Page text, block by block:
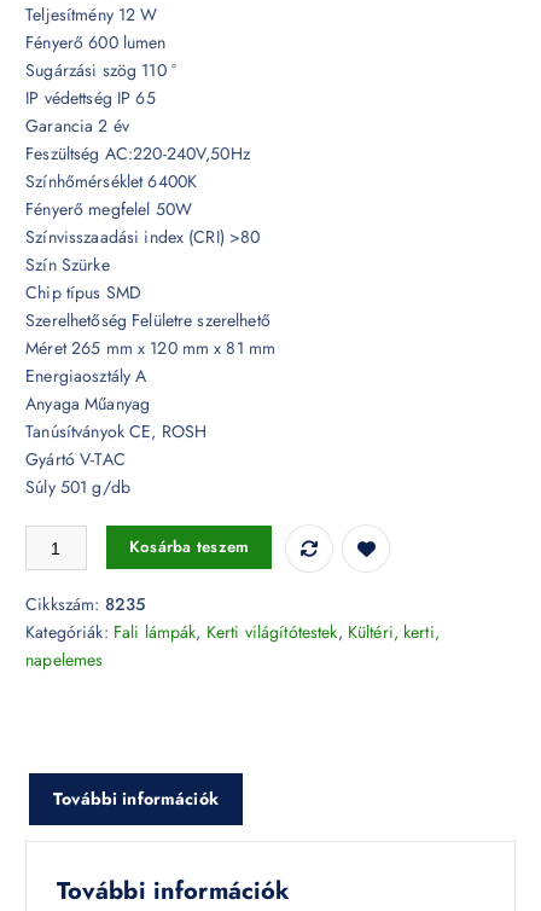
Teljesítmény 12 W
Fényerő 600 lumen
Sugárzási szög 110 °
IP védettség IP 65
Garancia 2 év
Feszültség AC:220-240V,50Hz
Színhőmérséklet 6400K
Fényerő megfelel 50W
Színvisszaadási index (CRI) >80
Szín Szürke
Chip típus SMD
Szerelhetőség Felületre szerelhető
Méret 265 mm x 120 mm x 81 mm
Energiaosztály A
Anyaga Műanyag
Tanúsítványok CE, ROSH
Gyártó V-TAC
Súly 501 g/db
12W Kültéri fali lámpa szürke 6400K IP65 - 8235 mennyiség
Kosárba teszem
Cikkszám: 8235
Kategóriák: Fali lámpák, Kerti világítótestek, Kültéri, kerti,
napelemes
További információk
További információk